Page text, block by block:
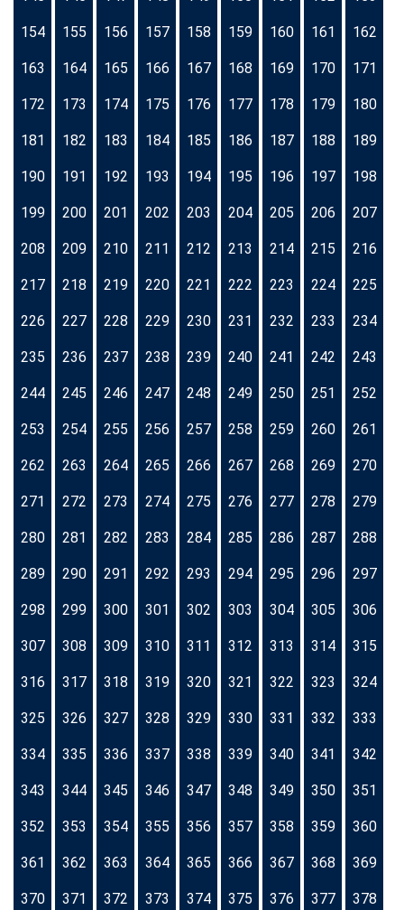
154 155 156 157 158 159 160 161 162
163 164 165 166 167 168 169 170 171
172 173 174 175 176 177 178 179 180
181 182 183 184 185 186 187 188 189
190 191 192 193 194 195 196 197 198
199 200 201 202 203 204 205 206 207
208 209 210 211 212 213 214 215 216
217 218 219 220 221 222 223 224 225
226 227 228 229 230 231 232 233 234
235 236 237 238 239 240 241 242 243
244 245 246 247 248 249 250 251 252
253 254 255 256 257 258 259 260 261
262 263 264 265 266 267 268 269 270
271 272 273 274 275 276 277 278 279
280 281 282 283 284 285 286 287 288
289 290 291 292 293 294 295 296 297
298 299 300 301 302 303 304 305 306
307 308 309 310 311 312 313 314 315
316 317 318 319 320 321 322 323 324
325 326 327 328 329 330 331 332 333
334 335 336 337 338 339 340 341 342
343 344 345 346 347 348 349 350 351
352 353 354 355 356 357 358 359 360
361 362 363 364 365 366 367 368 369
370 371 372 373 374 375 376 377 378